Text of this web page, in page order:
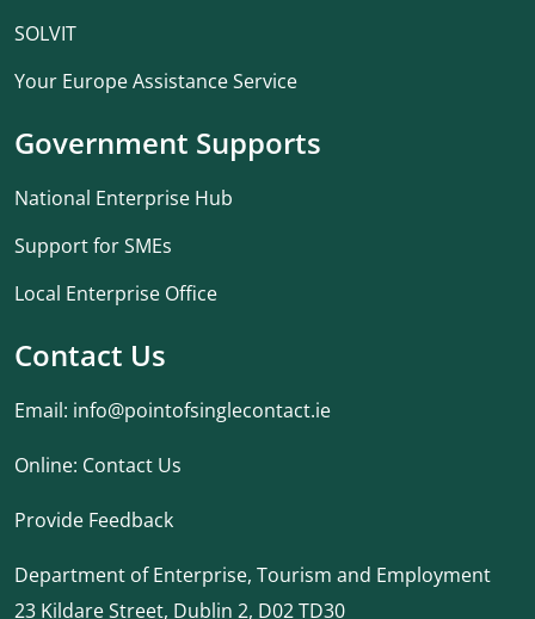
SOLVIT
Your Europe Assistance Service
Government Supports
National Enterprise Hub
Support for SMEs
Local Enterprise Office
Contact Us
Email: info@pointofsinglecontact.ie
Online: Contact Us
Provide Feedback
Department of Enterprise, Tourism and Employment
23 Kildare Street, Dublin 2, D02 TD30